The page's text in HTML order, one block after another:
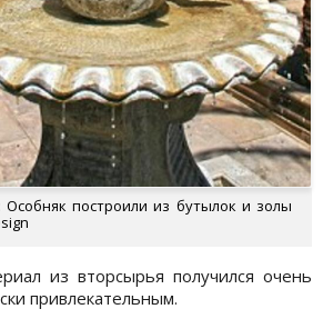
построили из бутылок и золы
из вторсырья получился очень
привлекательным.